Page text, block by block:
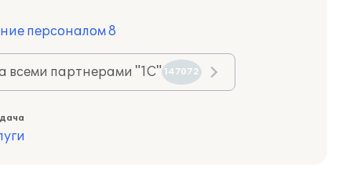
персоналом 8
всеми партнерами "1С" 147072